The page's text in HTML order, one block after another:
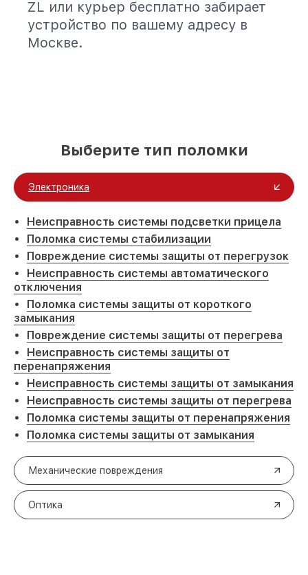
ZL или курьер бесплатно забирает
устройство по вашему адресу в
Москве.
Выберите тип поломки
Электроника
Неисправность системы подсветки прицела
Поломка системы стабилизации
Повреждение системы защиты от перегрузок
Неисправность системы автоматического
отключения
Поломка системы защиты от короткого
замыкания
Повреждение системы защиты от перегрева
Неисправность системы защиты от
перенапряжения
Неисправность системы защиты от замыкания
Неисправность системы защиты от перегрева
Поломка системы защиты от перенапряжения
Поломка системы защиты от замыкания
Механические повреждения
Оптика